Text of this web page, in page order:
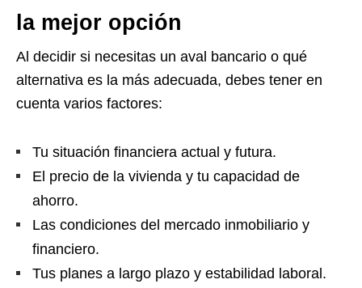
la mejor opción
Al decidir si necesitas un aval bancario o qué
alternativa es la más adecuada, debes tener en
cuenta varios factores:
Tu situación financiera actual y futura.
El precio de la vivienda y tu capacidad de
ahorro.
Las condiciones del mercado inmobiliario y
financiero.
Tus planes a largo plazo y estabilidad laboral.